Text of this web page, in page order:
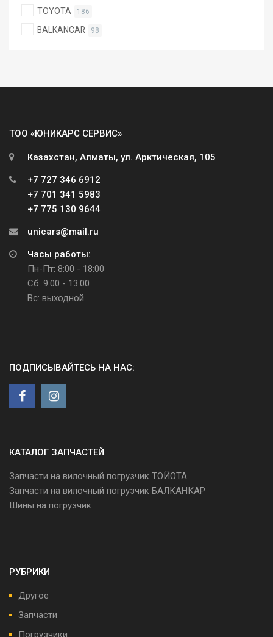
TOYOTA 186
BALKANCAR 98
ТОО «ЮНИКАРС СЕРВИС»
Казахстан, Алматы, ул. Арктическая, 105
+7 727 346 6912
+7 701 341 5983
+7 775 130 9644
unicars@mail.ru
Часы работы:
Пн-Пт: 8:00 - 18:00
Сб: 9:00 - 13:00
Вс: выходной
ПОДПИСЫВАЙТЕСЬ НА НАС:
КАТАЛОГ ЗАПЧАСТЕЙ
Запчасти на вилочный погрузчик ТОЙОТА
Запчасти на вилочный погрузчик БАЛКАНКАР
Шины на погрузчик
РУБРИКИ
Другое
Запчасти
Погрузчики